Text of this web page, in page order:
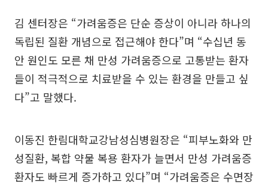
김 센터장은 “가려움증은 단순 증상이 아니라 하나의
독립된 질환 개념으로 접근해야 한다”며 “수십년 동
안 원인도 모른 채 만성 가려움증으로 고통받는 환자
들이 적극적으로 치료받을 수 있는 환경을 만들고 싶
다”고 말했다.
이동진 한림대학교강남성심병원장은 “피부노화와 만
성질환, 복합 약물 복용 환자가 늘면서 만성 가려움증
환자도 빠르게 증가하고 있다”며 “가려움증은 수면장